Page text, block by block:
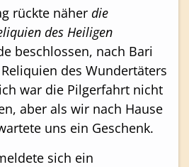
rückte näher die
des Heiligen
beschlossen, nach Bari
des Wundertäters
war die Pilgerfahrt nicht
aber als wir nach Hause
uns ein Geschenk.
sich ein